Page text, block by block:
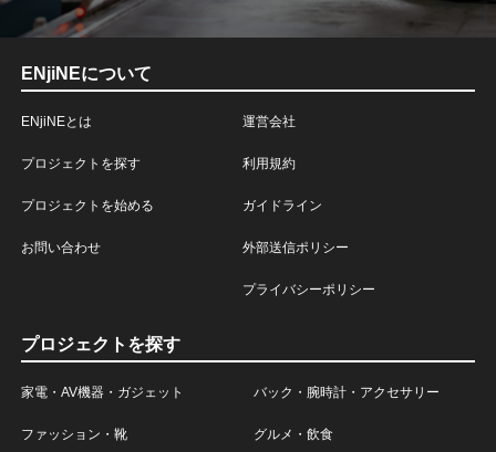
ENjiNEについて
ENjiNEとは
プロジェクトを探す
プロジェクトを始める
お問い合わせ
運営会社
利用規約
ガイドライン
外部送信ポリシー
プライバシーポリシー
プロジェクトを探す
家電・AV機器・ガジェット バック・腕時計・アクセサリー
ファッション・靴 グルメ・飲食